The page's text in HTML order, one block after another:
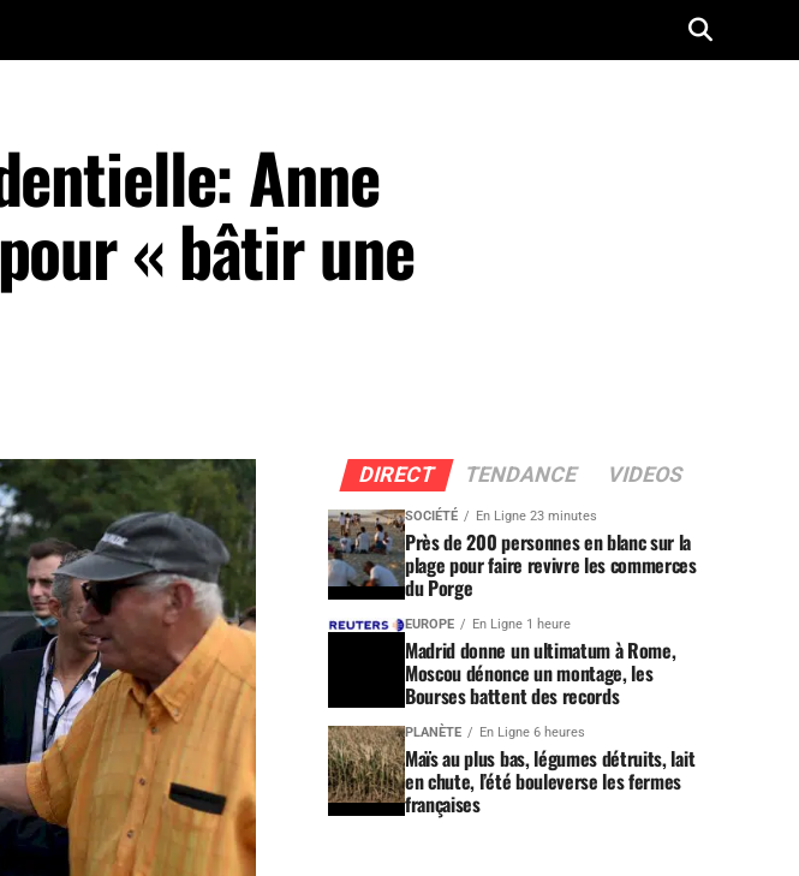
Anne
« bâtir une
DIRECT TENDANCE VIDEOS
SOCIÉTÉ En Ligne 23 minutes
Près de 200 personnes en blanc sur la
plage pour faire revivre les commerces
du Porge
EUROPE En Ligne 1 heure
Madrid donne un ultimatum à Rome,
Moscou dénonce un montage, les
Bourses battent des records
PLANÈTE En Ligne 6 heures
Maïs au plus bas, légumes détruits, lait
en chute, l’été bouleverse les fermes
françaises